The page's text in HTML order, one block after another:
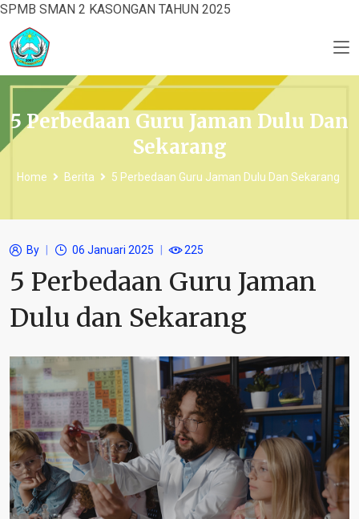
SPMB SMAN 2 KASONGAN TAHUN 2025
5 Perbedaan Guru Jaman Dulu Dan
Sekarang
Home Berita 5 Perbedaan Guru Jaman Dulu Dan Sekarang
By 06 Januari 2025 225
5 Perbedaan Guru Jaman
Dulu dan Sekarang